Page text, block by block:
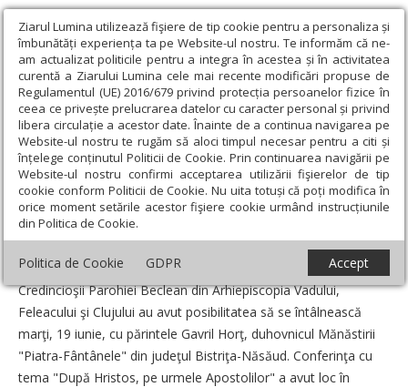
Ziarul Lumina utilizează fişiere de tip cookie pentru a personaliza și
îmbunătăți experiența ta pe Website-ul nostru. Te informăm că ne-
am actualizat politicile pentru a integra în acestea și în activitatea
curentă a Ziarului Lumina cele mai recente modificări propuse de
Regulamentul (UE) 2016/679 privind protecția persoanelor fizice în
ceea ce privește prelucrarea datelor cu caracter personal și privind
libera circulație a acestor date. Înainte de a continua navigarea pe
Website-ul nostru te rugăm să aloci timpul necesar pentru a citi și
înțelege conținutul Politicii de Cookie. Prin continuarea navigării pe
Website-ul nostru confirmi acceptarea utilizării fişierelor de tip
cookie conform Politicii de Cookie. Nu uita totuși că poți modifica în
orice moment setările acestor fişiere cookie urmând instrucțiunile
din Politica de Cookie.
Politica de Cookie GDPR Accept
Ziarul Lumina › Actualitate religioasă › Știri › Seară
duhovnicească la Beclean
Seară duhovnicească la Beclean
Data: 20 Iunie 2012
Credincioşii Parohiei Beclean din Arhiepiscopia Vadului,
Feleacului şi Clujului au avut posibilitatea să se întâlnească
marţi, 19 iunie, cu părintele Gavril Horţ, duhovnicul Mănăstirii
"Piatra-Fântânele" din judeţul Bistriţa-Năsăud. Conferinţa cu
tema "După Hristos, pe urmele Apostolilor" a avut loc în